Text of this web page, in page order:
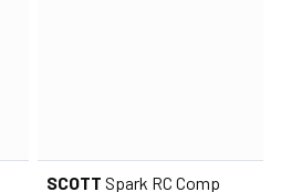
SCOTT Spark RC Comp